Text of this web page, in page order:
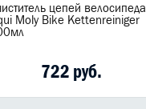
цепей велосипеда
Moly Bike Kettenreiniger
722 руб.